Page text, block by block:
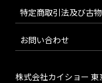
特定商取引法及び古
お問い合わせ
株式会社カイショー